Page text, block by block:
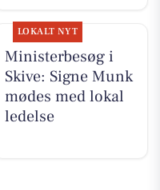
LOKALT NYT
Ministerbesøg i
Skive: Signe Munk
mødes med lokal
ledelse